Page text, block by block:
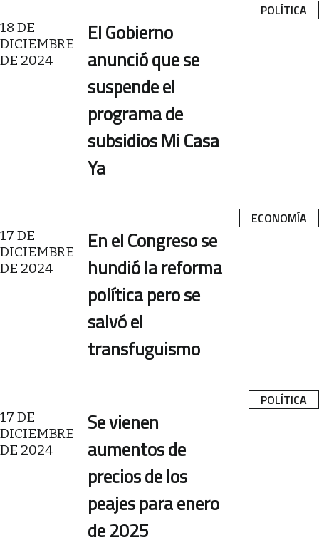
POLÍTICA
ECONOMÍA
18 DE
DICIEMBRE
DE 2024
El Gobierno
anunció que se
suspende el
programa de
subsidios Mi Casa
Ya
POLÍTICA
17 DE
DICIEMBRE
DE 2024
En el Congreso se
hundió la reforma
política pero se
salvó el
transfuguismo
17 DE
DICIEMBRE
DE 2024
Se vienen
aumentos de
precios de los
peajes para enero
de 2025